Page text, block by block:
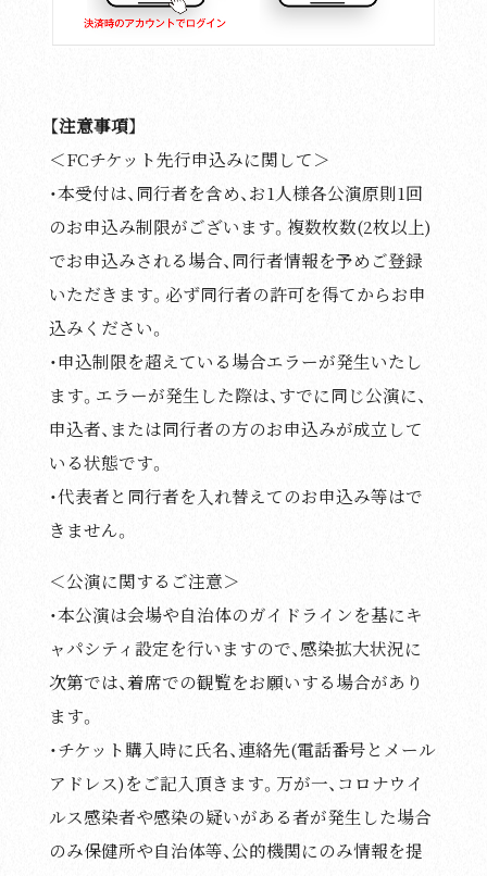
【注意事項】
＜FCチケット先行申込みに関して＞
・本受付は、同行者を含め、お1人様各公演原則1回
のお申込み制限がございます。複数枚数(2枚以上)
でお申込みされる場合、同行者情報を予めご登録
いただきます。必ず同行者の許可を得てからお申
込みください。
・申込制限を超えている場合エラーが発生いたし
ます。エラーが発生した際は、すでに同じ公演に、
申込者、または同行者の方のお申込みが成立して
いる状態です。
・代表者と同行者を入れ替えてのお申込み等はで
きません。
＜公演に関するご注意＞
・本公演は会場や自治体のガイドラインを基にキ
ャパシティ設定を行いますので、感染拡大状況に
次第では、着席での観覧をお願いする場合があり
ます。
・チケット購入時に氏名、連絡先(電話番号とメール
アドレス)をご記入頂きます。万が一、コロナウイ
ルス感染者や感染の疑いがある者が発生した場合
のみ保健所や自治体等、公的機関にのみ情報を提